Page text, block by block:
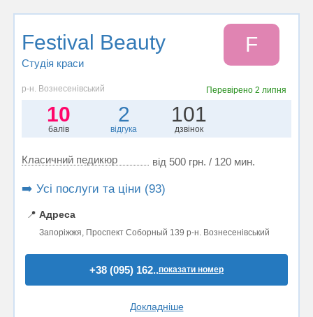
Festival Beauty
Студія краси
F
р-н. Вознесенівський Перевірено2 липня
10
балів
2
відгука
101
дзвінок
Класичний педикюр від 500 грн. / 120 мин.
➡️ Усі послуги та ціни (93)
📍 Адреса
Запоріжжя, Проспект Соборный 139 р-н. Вознесенівський
+38 (095) 162..показати номер
Докладніше